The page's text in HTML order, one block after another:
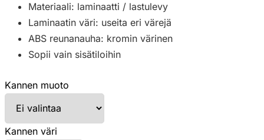
Materiaali: laminaatti / lastulevy
Laminaatin väri: useita eri värejä
ABS reunanauha: kromin värinen
Sopii vain sisätiloihin
Kannen muoto
Kannen väri